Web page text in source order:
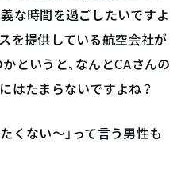
な時間を過ごしたいですよ
を提供している航空会社が
というと、なんとCAさんの
はたまらないですよね？
くない～」って言う男性も